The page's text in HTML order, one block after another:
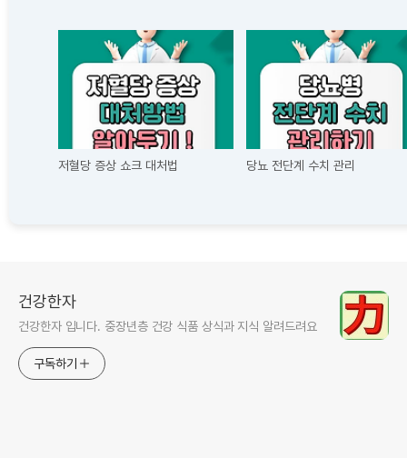
저혈당 증상 쇼크 대처법 당뇨 전단계 수치 관리
건강한자
건강한자 입니다. 중장년층 건강 식품 상식과 지식 알려드려요
구독하기